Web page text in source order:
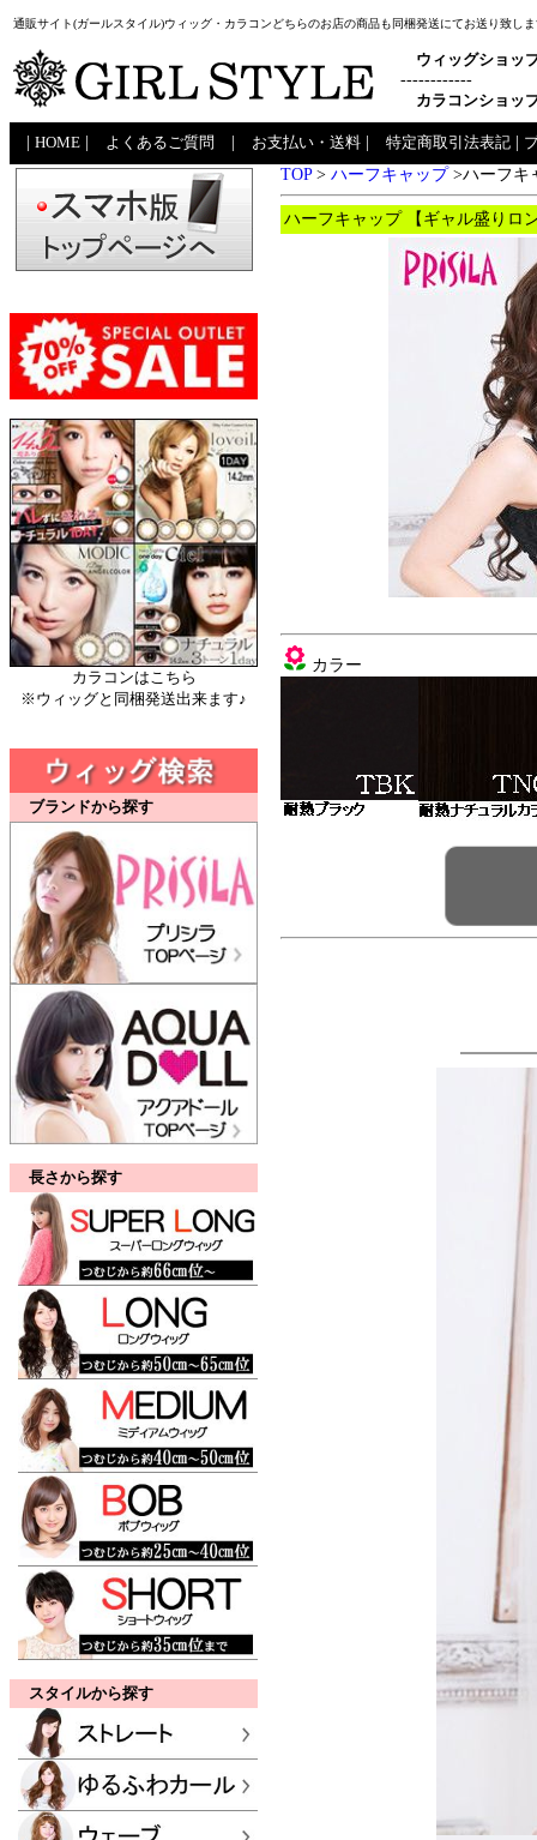
通販サイト(ガールスタイル)ウィッグ・カラコンどちらのお店の商品も同梱発送にてお送り致し
ウィッグショッ
------------
カラコンショッ
HOME よくあるご質問 お支払い・送料 特定商取引法表記
カラコンはこちら
※ウィッグと同梱発送出来ます♪
ブランドから探す
長さから探す
スタイルから探す
TOP> ハーフキャップ>ハーフキ
ハーフキャップ 【ギャル盛りロ
カラー